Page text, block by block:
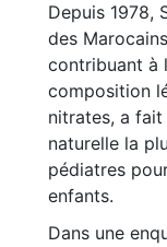
Depuis 1978,
des
contribuant à
composition
nitrates, a fait
naturelle la
pédiatres
enfants.
Dans une